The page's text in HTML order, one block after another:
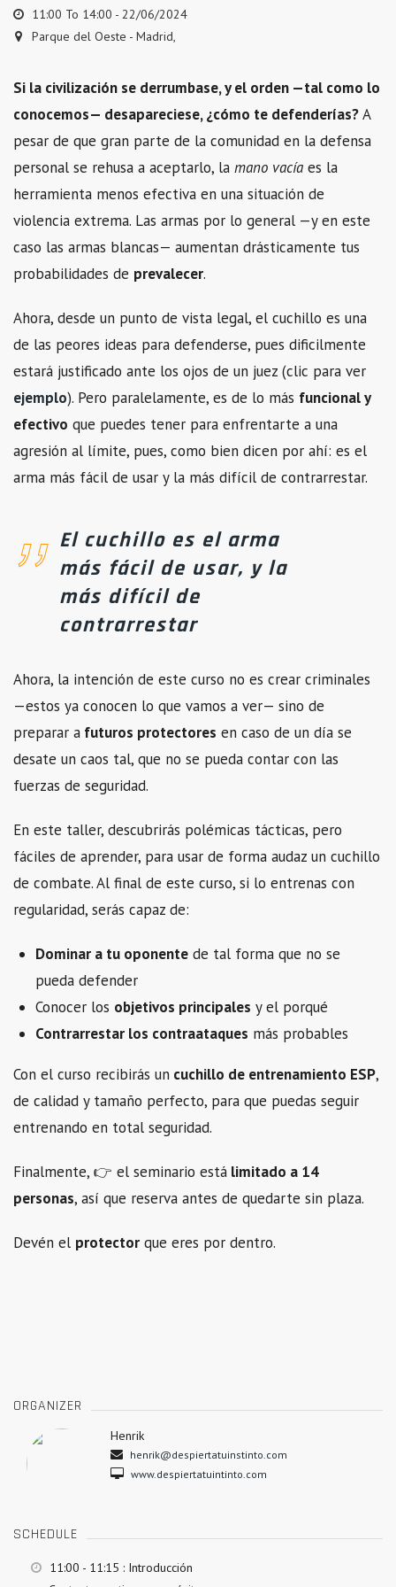
11:00 To 14:00 - 22/06/2024
Parque del Oeste - Madrid,
Si la civilización se derrumbase, y el orden —tal como lo
conocemos— desapareciese, ¿cómo te defenderías?A
pesar de que gran parte de la comunidad en la defensa
personal se rehusa a aceptarlo, la mano vacía es la
herramienta menos efectiva en una situación de
violencia extrema. Las armas por lo general —y en este
caso las armas blancas— aumentan drásticamente tus
probabilidades de prevalecer.
Ahora, desde un punto de vista legal, el cuchillo es una
de las peores ideas para defenderse, pues dificilmente
estará justificado ante los ojos de un juez (clic para ver
ejemplo). Pero paralelamente, es de lo más funcional y
efectivo que puedes tener para enfrentarte a una
agresión al límite, pues, como bien dicen por ahí: es el
arma más fácil de usar y la más difícil de contrarrestar.
El cuchillo es el arma
más fácil de usar, y la
más difícil de
contrarrestar
Ahora, la intención de este curso no es crear criminales
—estos ya conocen lo que vamos a ver— sino de
preparar a futuros protectores en caso de un día se
desate un caos tal, que no se pueda contar con las
fuerzas de seguridad.
En este taller, descubrirás polémicas tácticas, pero
fáciles de aprender, para usar de forma audaz un cuchillo
de combate. Al final de este curso, si lo entrenas con
regularidad, serás capaz de:
Dominar a tu oponente de tal forma que no se
pueda defender
Conocer los objetivos principales y el porqué
Contrarrestar los contraataques más probables
Con el curso recibirás un cuchillo de entrenamiento ESP,
de calidad y tamaño perfecto, para que puedas seguir
entrenando en total seguridad.
Finalmente, 👉 el seminario está limitado a 14
personas, así que reserva antes de quedarte sin plaza.
Devén el protector que eres por dentro.
ORGANIZER
Henrik
henrik@despiertatuinstinto.com
www.despiertatuintinto.com
SCHEDULE
11:00 - 11:15 : Introducción